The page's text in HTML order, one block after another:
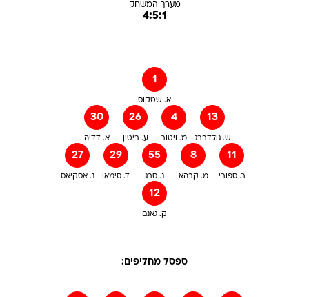
מערך המשחק
4:5:1
1
א. שטקוס
30
א. דדיה
26
ע. ביטון
4
מ. ויטור
13
ש. גולדברג
27
נ. אסקיאס
29
ד. סימאו
55
נ. סבג
8
מ. קבהא
11
ר. ספורי
12
ק. גאנם
ספסל מחליפים: